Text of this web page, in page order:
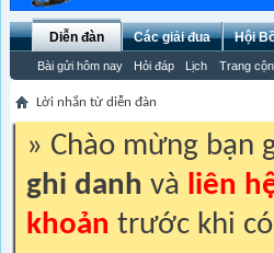
Diễn đàn
Bài gửi hôm nay Hỏi đáp Lịch Trang
Các giải đua Hội
Lời nhắn từ diễn đàn
» Chào mừng bạn
ghi danh và liên
khoản trước khi